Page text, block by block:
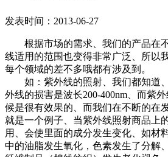
发表时间：2013-06-27
根据市场的需求、我们的产品在
线适用的范围也变得非常广泛、所以
每个领域的差不多哦都有涉及到。
如：紫外线的照射、我们都知道
外线的损害是波长200-400nm、而紫
候是很有效果的、而我们在不断的在
就是一个例子、当紫外线照射商品上
用、会使里面的成分发生变化、如材
中的油脂发生氧化，色素发生了分解